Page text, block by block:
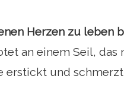
Herzen zu leben
an einem Seil, das
erstickt und